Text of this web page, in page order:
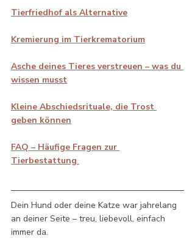
Tierfriedhof als Alternative
Kremierung im Tierkrematorium
Asche deines Tieres verstreuen – was du
wissen musst
Kleine Abschiedsrituale, die Trost
geben können
FAQ – Häufige Fragen zur
Tierbestattung
Dein Hund oder deine Katze war jahrelang
an deiner Seite – treu, liebevoll, einfach
immer da.